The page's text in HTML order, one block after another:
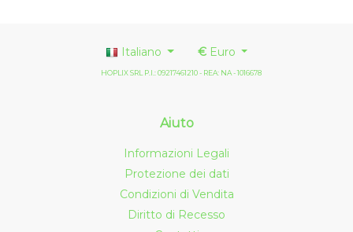
Italiano €Euro
HOPLIX SRL P.I.: 09217461210 - REA: NA - 1016678
Aiuto
Informazioni Legali
Protezione dei dati
Condizioni di Vendita
Diritto di Recesso